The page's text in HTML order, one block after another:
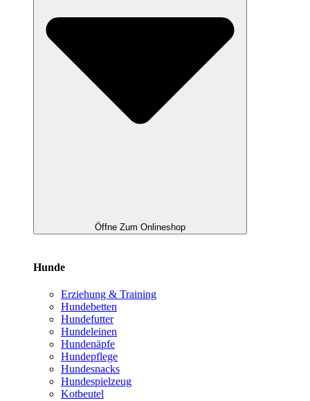
Öffne Zum Onlineshop
Hunde
Erziehung & Training
Hundebetten
Hundefutter
Hundeleinen
Hundenäpfe
Hundepflege
Hundesnacks
Hundespielzeug
Kotbeutel